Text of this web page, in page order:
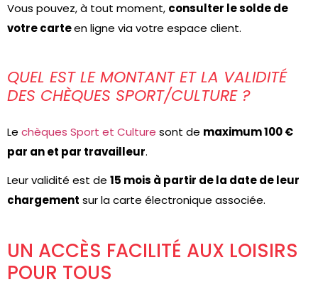
Vous pouvez, à tout moment, consulter le solde de
votre carteen ligne via votre espace client.
QUEL EST LE MONTANT ET LA VALIDITÉ
DES CHÈQUES SPORT/CULTURE ?
Le chèques Sport et Culture sont de maximum 100 €
par an et par travailleur.
Leur validité est de 15 mois à partir de la date de leur
chargement sur la carte électronique associée.
UN ACCÈS FACILITÉ AUX LOISIRS
POUR TOUS